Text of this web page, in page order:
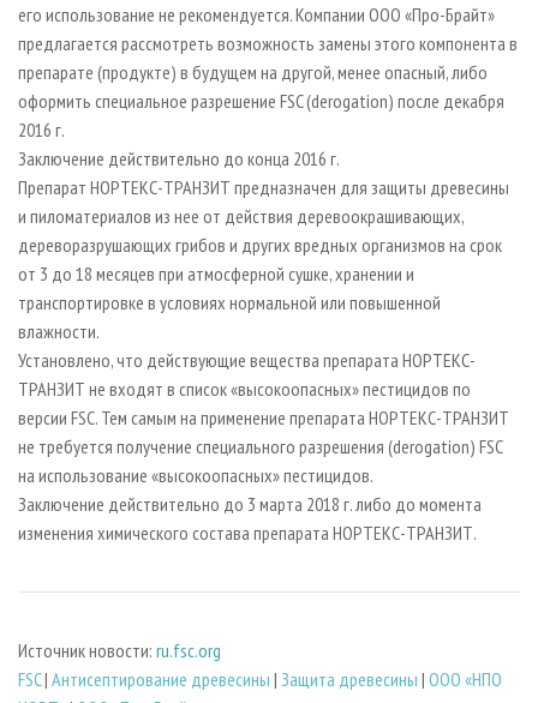
его использование не рекомендуется. Компании ООО «Про-Брайт»
предлагается рассмотреть возможность замены этого компонента в
препарате (продукте) в будущем на другой, менее опасный, либо
оформить специальное разрешение FSC (derogation) после декабря
2016 г.
Заключение действительно до конца 2016 г.
Препарат НОРТЕКС-ТРАНЗИТ предназначен для защиты древесины
и пиломатериалов из нее от действия деревоокрашивающих,
дереворазрушающих грибов и других вредных организмов на срок
от 3 до 18 месяцев при атмосферной сушке, хранении и
транспортировке в условиях нормальной или повышенной
влажности.
Установлено, что действующие вещества препарата НОРТЕКС-
ТРАНЗИТ не входят в список «высокоопасных» пестицидов по
версии FSC. Тем самым на применение препарата НОРТЕКС-ТРАНЗИТ
не требуется получение специального разрешения (derogation) FSC
на использование «высокоопасных» пестицидов.
Заключение действительно до 3 марта 2018 г. либо до момента
изменения химического состава препарата НОРТЕКС-ТРАНЗИТ.
Источник новости: ru.fsc.org
FSC| Антисептирование древесины | Защита древесины | ООО «НПО